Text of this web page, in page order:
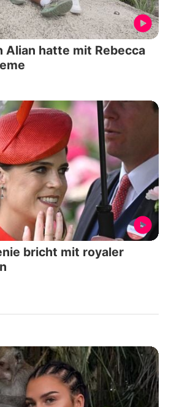
Alian hatte mit Rebecca
bricht mit royaler